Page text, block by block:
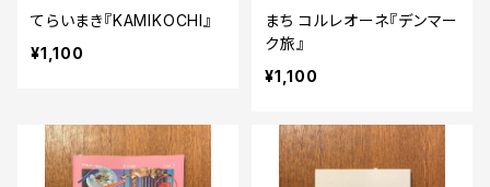
てらいまき『KAMIKOCHI』
¥1,100
まち コルレオーネ『デンマー
ク旅』
¥1,100